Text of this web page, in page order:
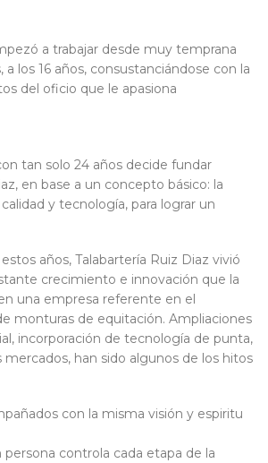
a trabajar desde muy temprana
a los 16 años, consustanciándose con la
del oficio que le apasiona
tan solo 24 años decide fundar
en base a un concepto básico: la
y tecnología, para lograr un
años, Talabartería Ruiz Diaz vivió
crecimiento e innovación que la
una empresa referente en el
monturas de equitación. Ampliaciones
incorporación de tecnología de punta,
mercados, han sido algunos de los hitos
con la misma visión y espiritu
persona controla cada etapa de la